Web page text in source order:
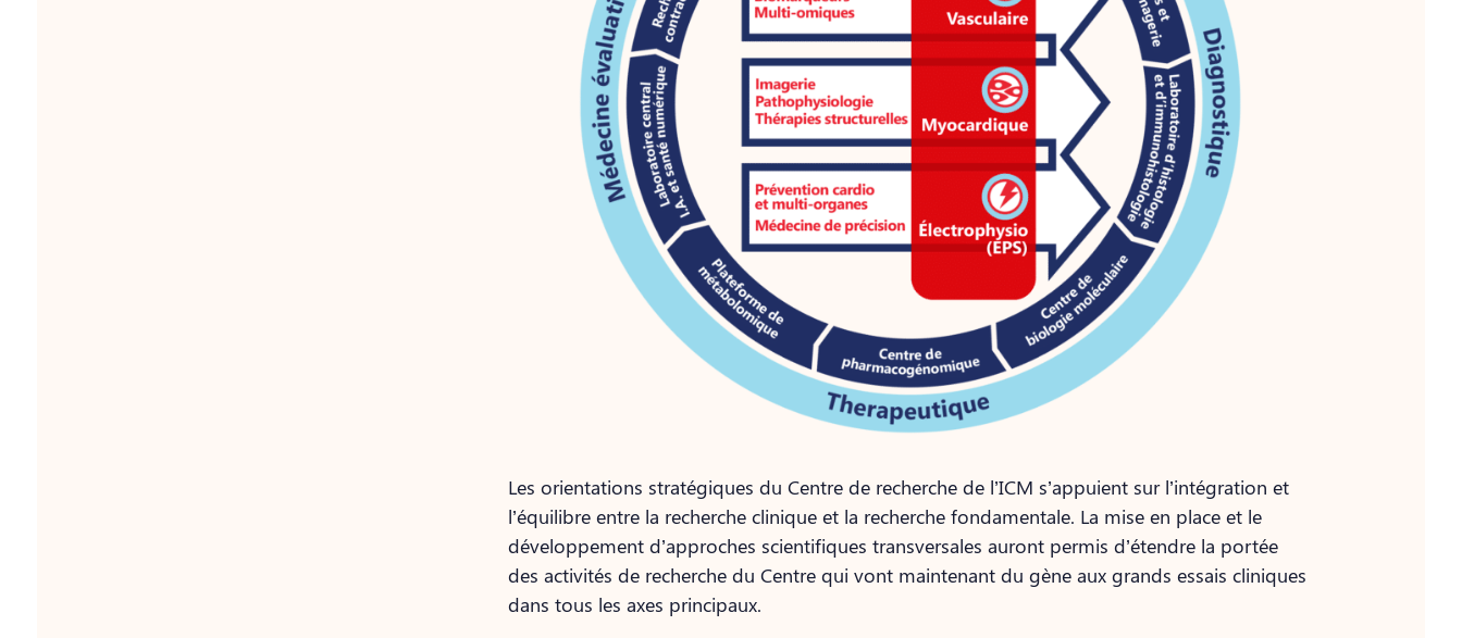
Les orientations stratégiques du Centre de recherche de l’ICM s’appuient sur l’intégration et
l’équilibre entre la recherche clinique et la recherche fondamentale. La mise en place et le
développement d’approches scientifiques transversales auront permis d’étendre la portée
des activités de recherche du Centre qui vont maintenant du gène aux grands essais cliniques
dans tous les axes principaux.